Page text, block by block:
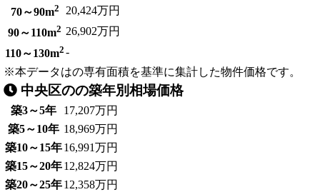
70～90m2
20,424万円
90～110m2 26,902万円
110～130m2 -
※本データはの専有面積を基準に集計した物件価格です。
中央区のの築年別相場価格
築3～5年
17,207万円
築5～10年 18,969万円
築10～15年16,991万円
築15～20年12,824万円
築20～25年12,358万円